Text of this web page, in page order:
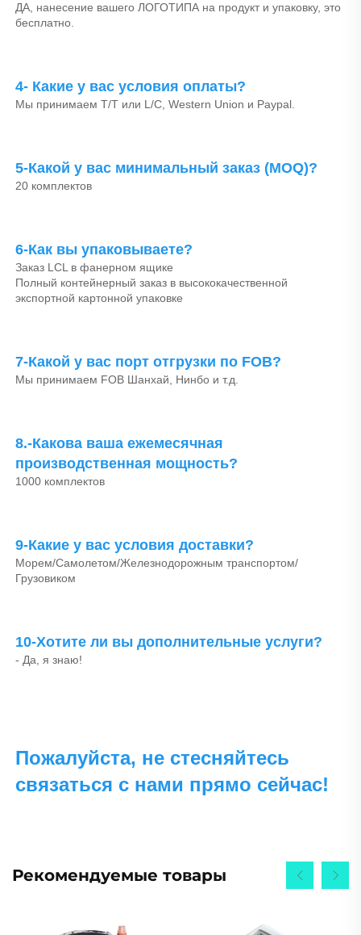
ДА, нанесение вашего ЛОГОТИПА на продукт и упаковку, это
бесплатно.
4- Какие у вас условия оплаты?
Мы принимаем T/T или L/C, Western Union и Paypal.
5-Какой у вас минимальный заказ (MOQ)?
20 комплектов
6-Как вы упаковываете?
Заказ LCL в фанерном ящике
Полный контейнерный заказ в высококачественной
экспортной картонной упаковке
7-Какой у вас порт отгрузки по FOB?
Мы принимаем FOB Шанхай, Нинбо и т.д.
8.-Какова ваша ежемесячная
производственная мощность?
1000 комплектов
9-Какие у вас условия доставки?
Морем/Самолетом/Железнодорожным транспортом/
Грузовиком
10-Хотите ли вы дополнительные услуги?
- Да, я знаю!
Пожалуйста, не стесняйтесь
связаться с нами прямо сейчас!
Рекомендуемые товары